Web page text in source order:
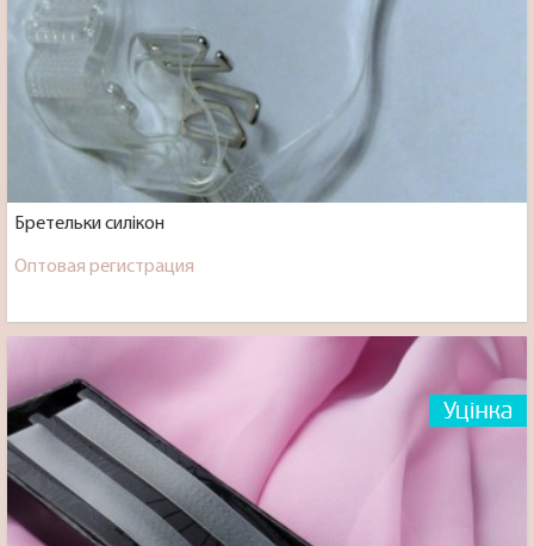
Бретельки силікон
Оптовая регистрация